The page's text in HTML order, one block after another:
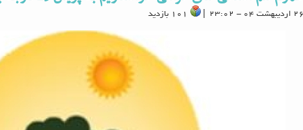
26 اردیبهشت 04 - 23:02 |